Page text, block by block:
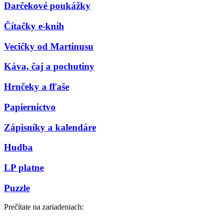
Darčekové poukážky
Čítačky e-kníh
Vecičky od Martinusu
Káva, čaj a pochutiny
Hrnčeky a fľaše
Papiernictvo
Zápisníky a kalendáre
Hudba
LP platne
Puzzle
Prečítate na zariadeniach: